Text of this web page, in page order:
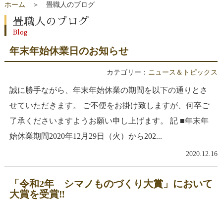
ホーム ＞ 畳職人のブログ
畳職人のブログ
Blog
年末年始休業日のお知らせ
カテゴリー： ニュース＆トピックス
誠に勝手ながら、年末年始休業の期間を以下の通りとさ
せていただきます。 ご不便をお掛け致しますが、何卒ご
了承くださいますようお願い申し上げます。 記 ■年末年
始休業期間2020年12月29日（火）から202...
2020.12.16
「令和2年 シマノものづくり大賞」において
大賞を受賞‼